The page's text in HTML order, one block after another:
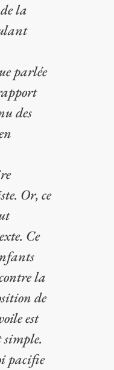
la
parlée
des
Or, ce
Ce
la
de
est
pacifie